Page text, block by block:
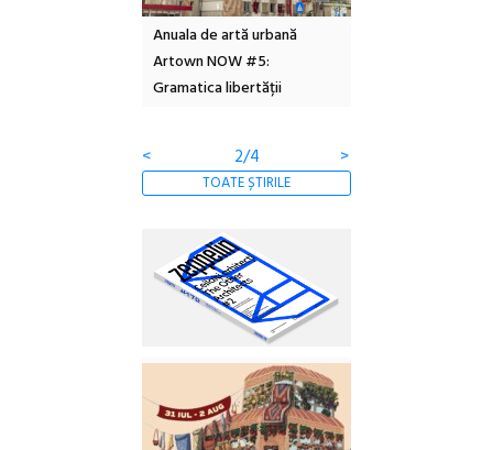
Anuala de artă urbană
Artown NOW #5:
Gramatica libertății
< 2/4 >
TOATE ȘTIRILE